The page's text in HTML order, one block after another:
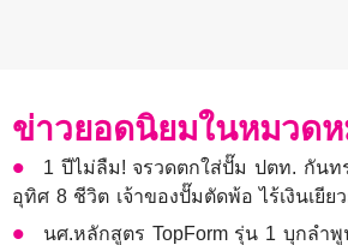
ข่าวยอดนิยมในหมวด
1 ปีไม่ลืม! จรวดตกใส่ปั๊ม ปตท. กัน
อุทิศ 8 ชีวิต เจ้าของปั๊มตัดพ้อ ไร้เงินเยีย
นศ.หลักสูตร TopForm รุ่น 1 บุกลำพู